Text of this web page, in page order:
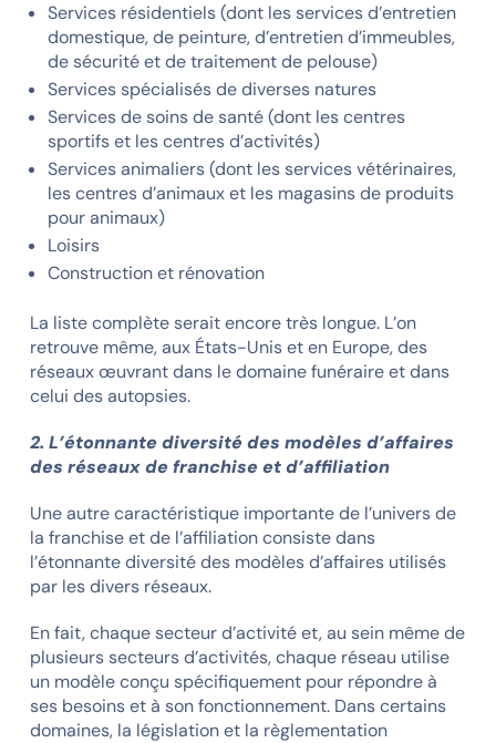
Services résidentiels (dont les services d’entretien
domestique, de peinture, d’entretien d’immeubles,
de sécurité et de traitement de pelouse)
Services spécialisés de diverses natures
Services de soins de santé (dont les centres
sportifs et les centres d’activités)
Services animaliers (dont les services vétérinaires,
les centres d’animaux et les magasins de produits
pour animaux)
Loisirs
Construction et rénovation
La liste complète serait encore très longue. L’on
retrouve même, aux États-Unis et en Europe, des
réseaux œuvrant dans le domaine funéraire et dans
celui des autopsies.
2. L’étonnante diversité des modèles d’affaires
des réseaux de franchise et d’affiliation
Une autre caractéristique importante de l’univers de
la franchise et de l’affiliation consiste dans
l’étonnante diversité des modèles d’affaires utilisés
par les divers réseaux.
En fait, chaque secteur d’activité et, au sein même de
plusieurs secteurs d’activités, chaque réseau utilise
un modèle conçu spécifiquement pour répondre à
ses besoins et à son fonctionnement. Dans certains
domaines, la législation et la règlementation